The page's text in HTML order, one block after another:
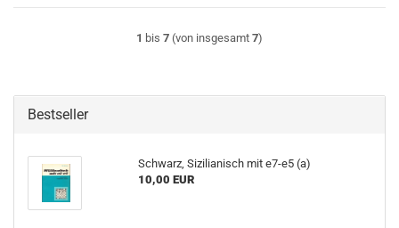
1 bis 7 (von insgesamt 7)
Bestseller
Schwarz, Sizilianisch mit e7-e5 (a)
10,00 EUR